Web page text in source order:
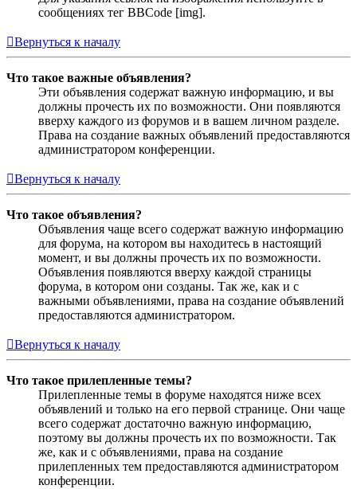
сообщениях тег BBCode [img].
Вернуться к началу
Что такое важные объявления?
Эти объявления содержат важную информацию, и вы
должны прочесть их по возможности. Они появляются
вверху каждого из форумов и в вашем личном разделе.
Права на создание важных объявлений предоставляются
администратором конференции.
Вернуться к началу
Что такое объявления?
Объявления чаще всего содержат важную информацию
для форума, на котором вы находитесь в настоящий
момент, и вы должны прочесть их по возможности.
Объявления появляются вверху каждой страницы
форума, в котором они созданы. Так же, как и с
важными объявлениями, права на создание объявлений
предоставляются администратором.
Вернуться к началу
Что такое прилепленные темы?
Прилепленные темы в форуме находятся ниже всех
объявлений и только на его первой странице. Они чаще
всего содержат достаточно важную информацию,
поэтому вы должны прочесть их по возможности. Так
же, как и с объявлениями, права на создание
прилепленных тем предоставляются администратором
конференции.